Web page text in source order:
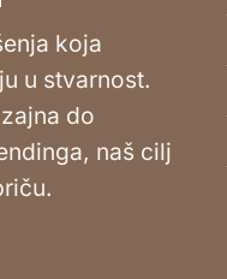
koja
u stvarnost.
do
naš cilj